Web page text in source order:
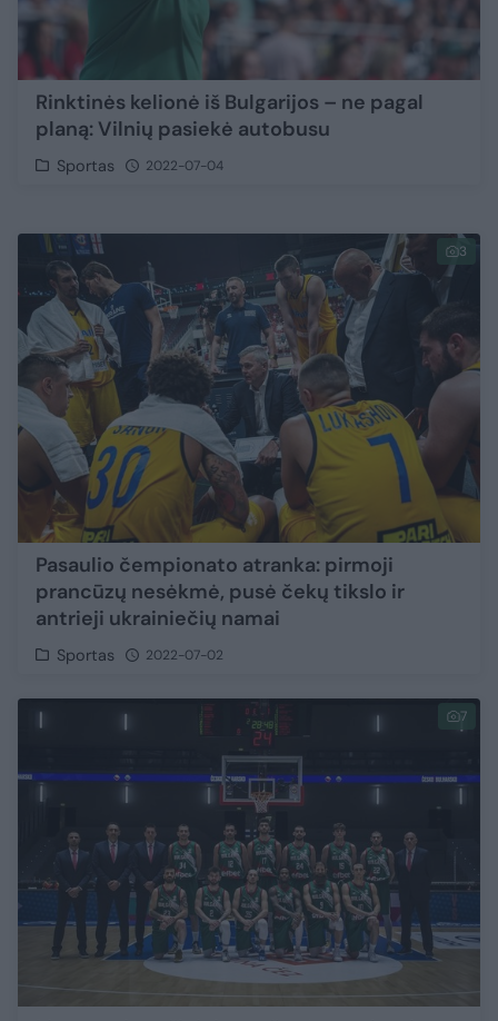
Rinktinės kelionė iš Bulgarijos – ne pagal
planą: Vilnių pasiekė autobusu
Sportas 2022-07-04
3
Pasaulio čempionato atranka: pirmoji
prancūzų nesėkmė, pusė čekų tikslo ir
antrieji ukrainiečių namai
Sportas 2022-07-02
7